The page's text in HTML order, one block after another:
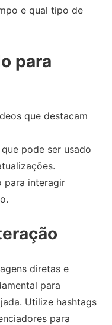
e qual tipo de
para
que destacam
pode ser usado
para interagir
diretas e
para
Utilize hashtags
para